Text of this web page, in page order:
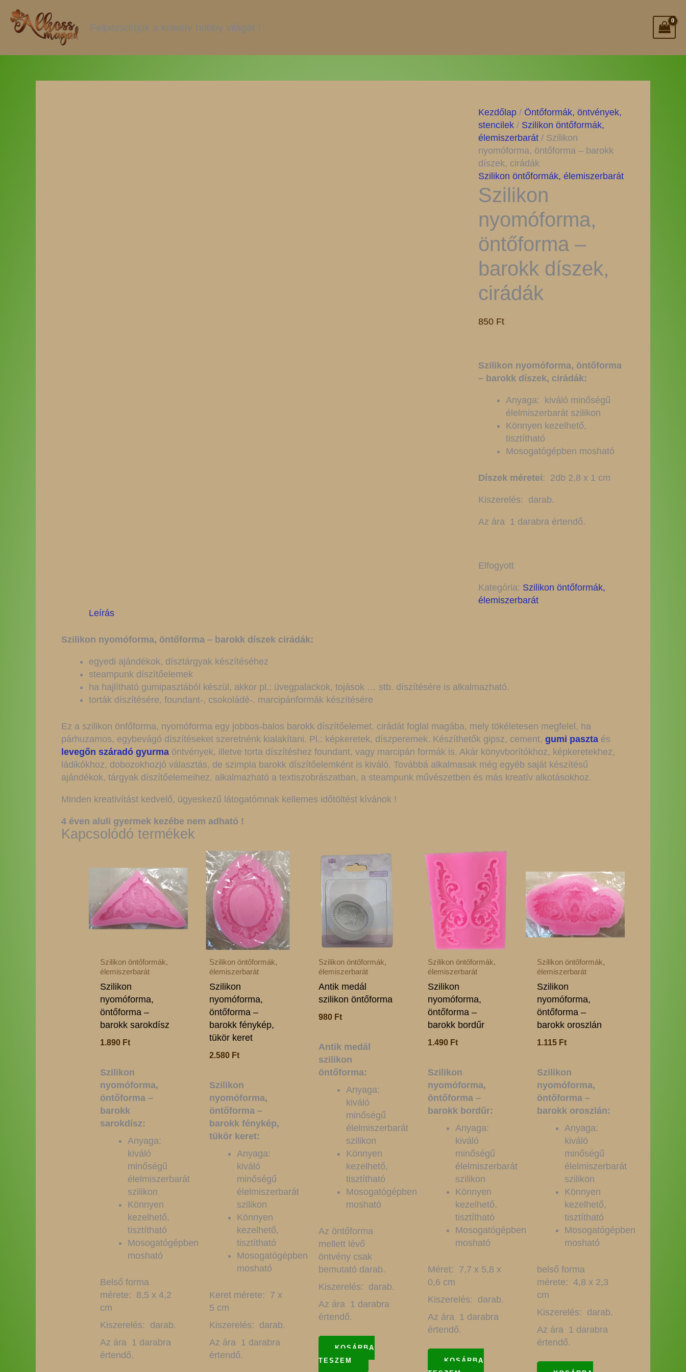
content
Felpezsdítjük a kreatív hobby világát !
Kezdőlap/ Öntőformák, öntvények,
stencilek/ Szilikon öntőformák,
élemiszerbarát/ Szilikon
nyomóforma, öntőforma – barokk
díszek, cirádák
Szilikon öntőformák, élemiszerbarát
Szilikon
nyomóforma,
öntőforma –
barokk díszek,
cirádák
850 Ft
Szilikon nyomóforma, öntőforma
– barokk díszek, cirádák:
Anyaga: kiváló minőségű
élelmiszerbarát szilikon
Könnyen kezelhető,
tisztítható
Mosogatógépben mosható
Díszek méretei: 2db 2,8 x 1 cm
Kiszerelés: darab.
Az ára 1 darabra értendő.
Elfogyott
Kategória: Szilikon öntőformák,
élemiszerbarát
Leírás
Szilikon nyomóforma, öntőforma – barokk díszek cirádák:
egyedi ajándékok, dísztárgyak készítéséhez
steampunk díszítőelemek
ha hajlítható gumipasztából készül, akkor pl.: üvegpalackok, tojások … stb. díszítésére is alkalmazható.
torták díszítésére, foundant-, csokoládé-. marcipánformák készítésére
Ez a szilikon önfőforma, nyomóforma egy jobbos-balos barokk díszítőelemet, cirádát foglal magába, mely tökéletesen megfelel, ha
párhuzamos, egybevágó díszítéseket szeretnénk kialakítani. Pl.: képkeretek, díszperemek. Készíthetők gipsz, cement, gumi paszta és
levegőn száradó gyurma öntvények, illetve torta díszítéshez foundant, vagy marcipán formák is. Akár könyvborítókhoz, képkeretekhez,
ládikókhoz, dobozokhozjó választás, de szimpla barokk díszítőelemként is kiváló. Továbbá alkalmasak még egyéb saját készítésű
ajándékok, tárgyak díszítőelemeihez, alkalmazható a textiszobrászatban, a steampunk művészetben és más kreatív alkotásokhoz.
Minden kreativítást kedvelő, ügyeskezű látogatómnak kellemes időtöltést kívánok !
4 éven aluli gyermek kezébe nem adható !
Kapcsolódó termékek
Szilikon öntőformák,
élemiszerbarát
Szilikon
nyomóforma,
öntőforma –
barokk sarokdísz
1.890 Ft
Szilikon
nyomóforma,
öntőforma –
barokk
sarokdísz:
Anyaga:
kiváló
minőségű
élelmiszerbarát
szilikon
Könnyen
kezelhető,
tisztítható
Mosogatógépben
mosható
Belső forma
mérete: 8,5 x 4,2
cm
Kiszerelés: darab.
Az ára 1 darabra
értendő.
Szilikon öntőformák,
élemiszerbarát
Szilikon
nyomóforma,
öntőforma –
barokk fénykép,
tükör keret
2.580 Ft
Szilikon
nyomóforma,
öntőforma –
barokk fénykép,
tükör keret:
Anyaga:
kiváló
minőségű
élelmiszerbarát
szilikon
Könnyen
kezelhető,
tisztítható
Mosogatógépben
mosható
Keret mérete: 7 x
5 cm
Kiszerelés: darab.
Az ára 1 darabra
értendő.
Szilikon öntőformák,
élemiszerbarát
Antik medál
szilikon öntőforma
980 Ft
Antik medál
szilikon
öntőforma:
Anyaga:
kiváló
minőségű
élelmiszerbarát
szilikon
Könnyen
kezelhető,
tisztítható
Mosogatógépben
mosható
Az öntőforma
mellett lévő
öntvény csak
bemutató darab.
Kiszerelés: darab.
Az ára 1 darabra
értendő.
KOSÁRBA
TESZEM
Szilikon öntőformák,
élemiszerbarát
Szilikon
nyomóforma,
öntőforma –
barokk bordűr
1.490 Ft
Szilikon
nyomóforma,
öntőforma –
barokk bordűr:
Anyaga:
kiváló
minőségű
élelmiszerbarát
szilikon
Könnyen
kezelhető,
tisztítható
Mosogatógépben
mosható
Méret: 7,7 x 5,8 x
0,6 cm
Kiszerelés: darab.
Az ára 1 darabra
értendő.
KOSÁRBA
Szilikon öntőformák,
élemiszerbarát
Szilikon
nyomóforma,
öntőforma –
barokk oroszlán
1.115 Ft
Szilikon
nyomóforma,
öntőforma –
barokk oroszlán:
Anyaga:
kiváló
minőségű
élelmiszerbarát
szilikon
Könnyen
kezelhető,
tisztítható
Mosogatógépben
mosható
belső forma
mérete: 4,8 x 2,3
cm
Kiszerelés: darab.
Az ára 1 darabra
értendő.